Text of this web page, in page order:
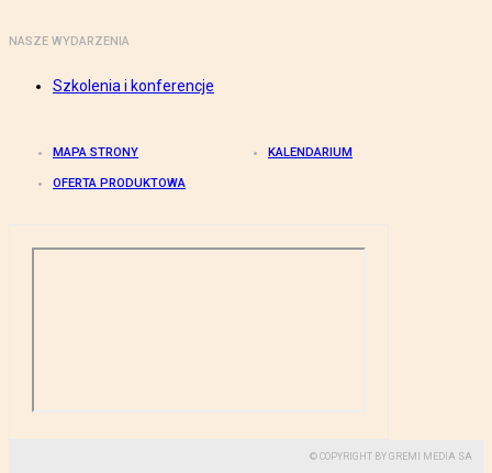
NASZE WYDARZENIA
Szkolenia i konferencje
MAPA STRONY KALENDARIUM
OFERTA PRODUKTOWA
© COPYRIGHT BY GREMI MEDIA SA